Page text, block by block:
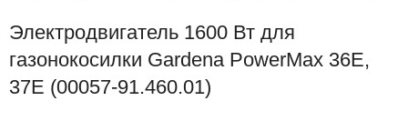
Электродвигатель 1600 Вт для
газонокосилки Gardena PowerMax 36E,
37E (00057-91.460.01)